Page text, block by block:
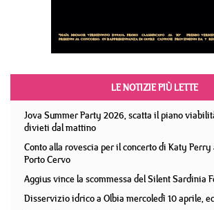
LE NOTIZIE PIÙ LETTE
Jova Summer Party 2026, scatta il piano
divieti dal mattino
Conto alla rovescia per il concerto di Katy Perry
Porto Cervo
Aggius vince la scommessa del Silent Sardinia
Disservizio idrico a Olbia mercoledì 10 aprile,